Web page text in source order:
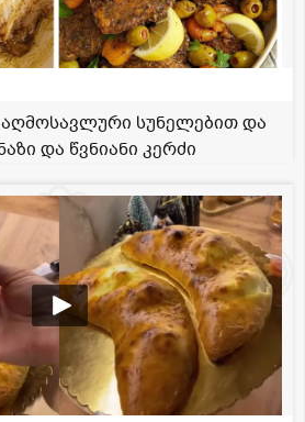
სუნელებით და
და წვნიანი კერძი